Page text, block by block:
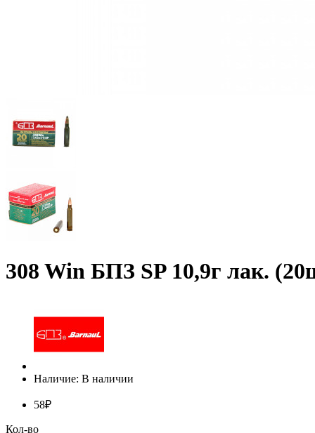
308 Win БПЗ SP 10,9г лак.
Наличие: В наличии
58₽
Кол-во